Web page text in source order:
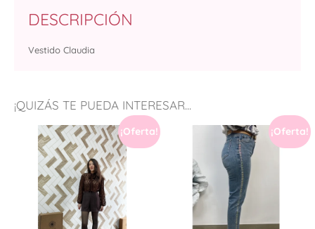
¡QUIZÁS TE PUEDA INTERESAR...
¡Oferta! ¡Oferta!
DESCRIPCIÓN
Vestido Claudia